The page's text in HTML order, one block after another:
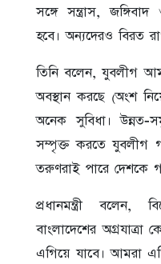
সঙ্গে সন্ত্রাস,
হবে। অন্যদেরও বিরত
তিনি বলেন, যুবলীগ
অবস্থান করছে (অংশ
অনেক সুবিধা। উন্নত-
সম্পৃক্ত করতে যুবলীগ
তরুণরাই পারে দেশকে
প্রধানমন্ত্রী বলেন,
বাংলাদেশের
এগিয়ে যাবে। আমরা